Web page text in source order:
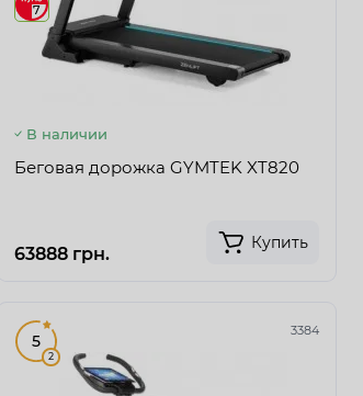
7
В наличии
Беговая дорожка GYMTEK XT820
63888 грн.
Купить
3384
5
2